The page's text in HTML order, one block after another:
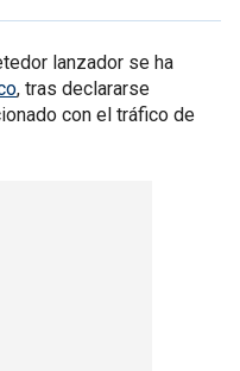
lanzador se ha
, tras declararse
con el tráfico de